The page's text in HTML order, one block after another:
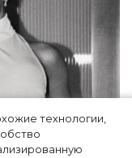
технологии,